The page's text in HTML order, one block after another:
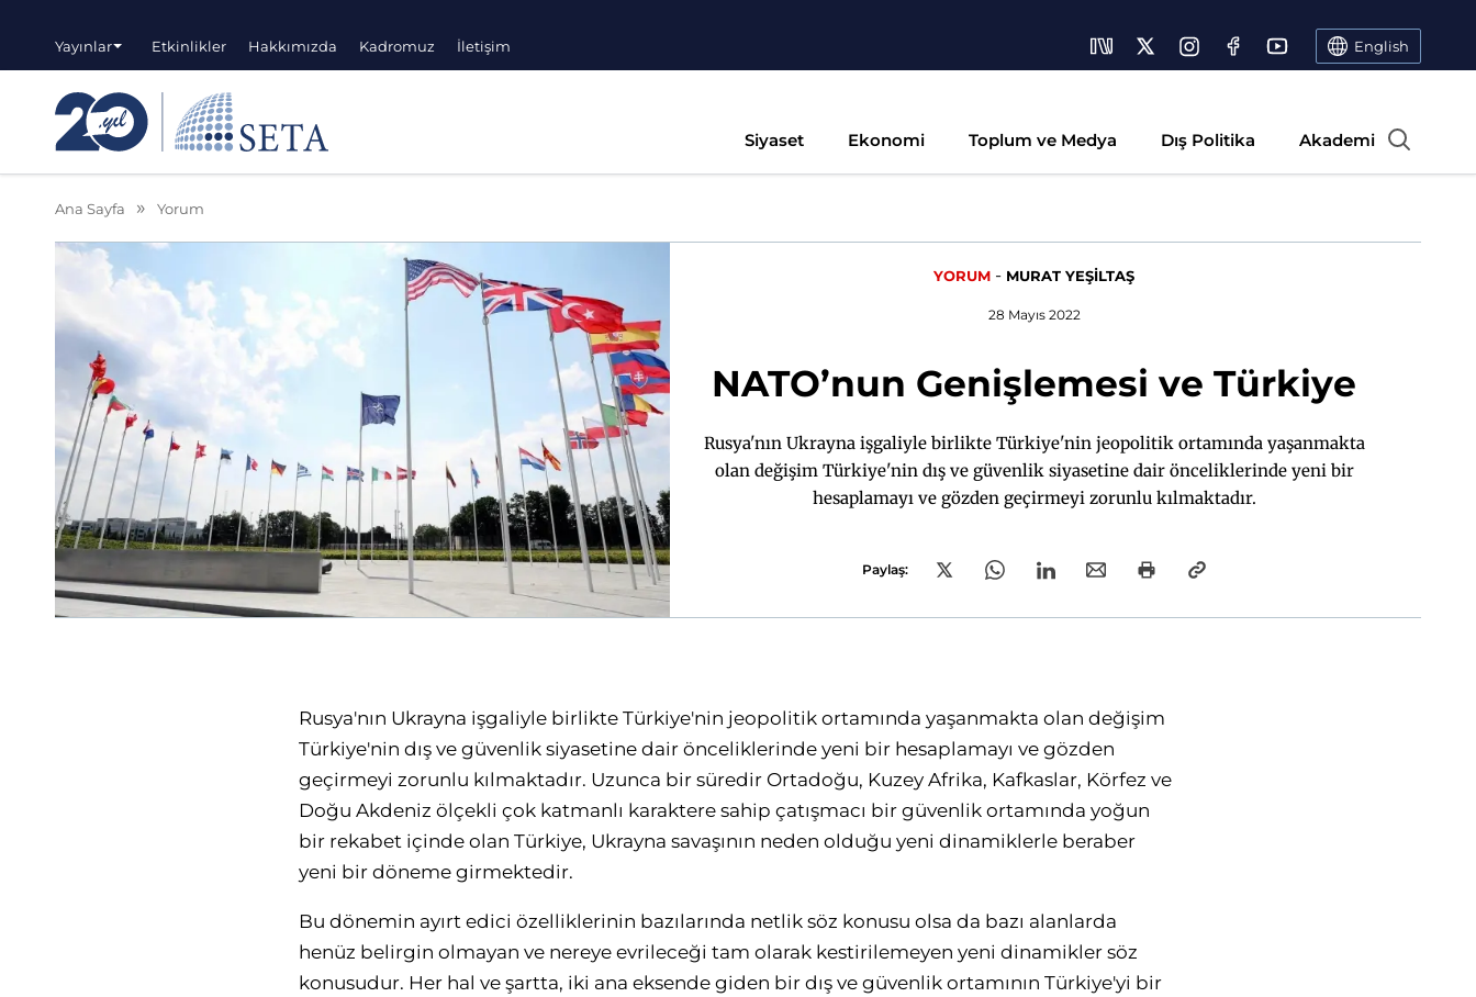
Yayınlar Etkinlikler Hakkımızda Kadromuz İletişim English
Siyaset Ekonomi Toplum ve Medya Dış Politika Akademi
Ana Sayfa Yorum
YORUM - MURAT YEŞİLTAŞ
28 Mayıs 2022
NATO’nun Genişlemesi ve Türkiye
Rusya'nın Ukrayna işgaliyle birlikte Türkiye'nin jeopolitik ortamında yaşanmakta
olan değişim Türkiye'nin dış ve güvenlik siyasetine dair önceliklerinde yeni bir
hesaplamayı ve gözden geçirmeyi zorunlu kılmaktadır.
Paylaş:
Rusya'nın Ukrayna işgaliyle birlikte Türkiye'nin jeopolitik ortamında yaşanmakta olan değişim
Türkiye'nin dış ve güvenlik siyasetine dair önceliklerinde yeni bir hesaplamayı ve gözden
geçirmeyi zorunlu kılmaktadır. Uzunca bir süredir Ortadoğu, Kuzey Afrika, Kafkaslar, Körfez ve
Doğu Akdeniz ölçekli çok katmanlı karaktere sahip çatışmacı bir güvenlik ortamında yoğun
bir rekabet içinde olan Türkiye, Ukrayna savaşının neden olduğu yeni dinamiklerle beraber
yeni bir döneme girmektedir.
Bu dönemin ayırt edici özelliklerinin bazılarında netlik söz konusu olsa da bazı alanlarda
henüz belirgin olmayan ve nereye evrileceği tam olarak kestirilemeyen yeni dinamikler söz
konusudur. Her hal ve şartta, iki ana eksende giden bir dış ve güvenlik ortamının Türkiye'yi bir